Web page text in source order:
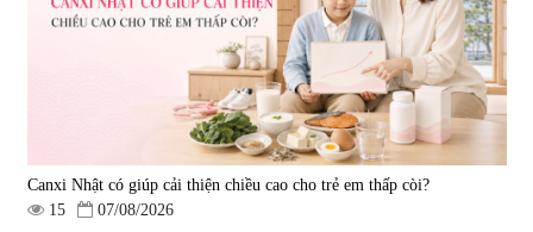
Canxi Nhật có giúp cải thiện chiều cao cho trẻ em thấp còi?
15
07/08/2026